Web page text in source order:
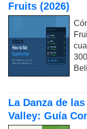
Fruits (2026)
La Danza de
Valley: Guía